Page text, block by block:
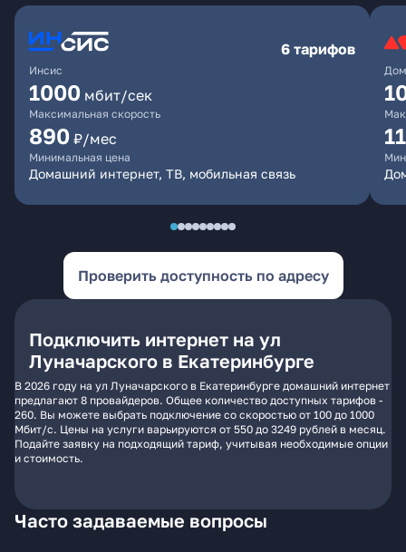
Инсис
6 тарифов
1000 мбит/сек
Максимальная скорость
890 ₽/мес
Минимальная цена
Домашний интернет, ТВ, мобильная связь
Проверить доступность по адресу
Подключить интернет на ул
Луначарского в Екатеринбурге
В 2026 году на ул Луначарского в Екатеринбурге домашний интернет
предлагают 8 провайдеров. Общее количество доступных тарифов -
260. Вы можете выбрать подключение со скоростью от 100 до 1000
Мбит/с. Цены на услуги варьируются от 550 до 3249 рублей в месяц.
Подайте заявку на подходящий тариф, учитывая необходимые опции
и стоимость.
Часто задаваемые вопросы